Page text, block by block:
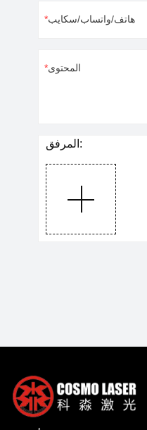
هاتف/واتساب/سكايب
المحتوى
المرفق: